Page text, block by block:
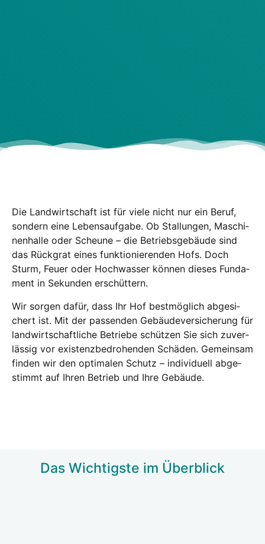
Die Land­wirt­schaft ist für vie­le nicht nur ein Beruf,
son­dern eine Lebens­auf­ga­be. Ob Stal­lun­gen, Maschi­
nen­hal­le oder Scheu­ne – die Betriebs­ge­bäu­de sind
das Rück­grat eines funk­tio­nie­ren­den Hofs. Doch
Sturm, Feu­er oder Hoch­was­ser kön­nen die­ses Fun­da­
ment in Sekun­den erschüt­tern.
Wir sor­gen dafür, dass Ihr Hof best­mög­lich abge­si­
chert ist. Mit der pas­sen­den Gebäu­de­ver­si­che­rung für
land­wirt­schaft­li­che Betrie­be schüt­zen Sie sich zuver­
läs­sig vor exis­tenz­be­dro­hen­den Schä­den. Gemein­sam
fin­den wir den opti­ma­len Schutz – indi­vi­du­ell abge­
stimmt auf Ihren Betrieb und Ihre Gebäu­de.
Das Wich­tigs­te im Über­blick